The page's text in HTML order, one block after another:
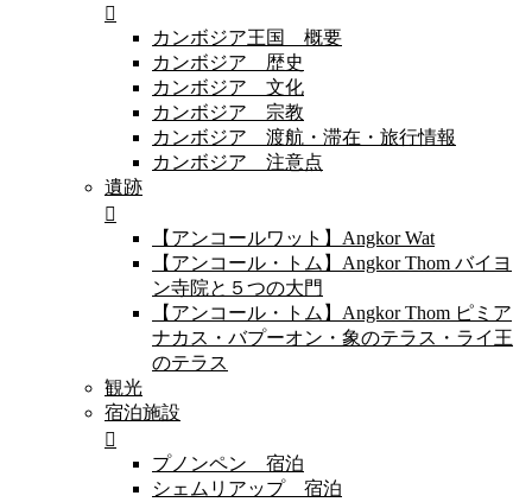
カンボジア王国 概要
カンボジア 歴史
カンボジア 文化
カンボジア 宗教
カンボジア 渡航・滞在・旅行情報
カンボジア 注意点
遺跡
【アンコールワット】Angkor Wat
【アンコール・トム】Angkor Thom バイヨ
ン寺院と５つの大門
【アンコール・トム】Angkor Thom ピミア
ナカス・バプーオン・象のテラス・ライ王
のテラス
観光
宿泊施設
プノンペン 宿泊
シェムリアップ 宿泊